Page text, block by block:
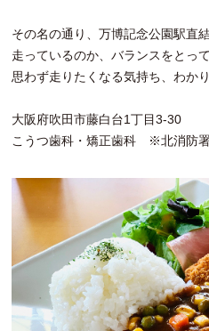
その名の通り、万博記念公園駅直
走っているのか、バランスをとっ
思わず走りたくなる気持ち、わか
大阪府吹田市藤白台1丁目3-30
こうつ歯科・矯正歯科 ※北消防